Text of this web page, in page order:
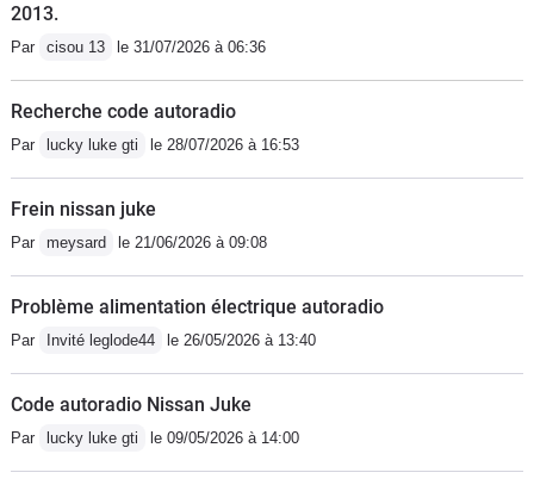
2013.
Par cisou 13 le 31/07/2026 à 06:36
Recherche code autoradio
Par lucky luke gti le 28/07/2026 à 16:53
Frein nissan juke
Par meysard le 21/06/2026 à 09:08
Problème alimentation électrique autoradio
Par Invité leglode44 le 26/05/2026 à 13:40
Code autoradio Nissan Juke
Par lucky luke gti le 09/05/2026 à 14:00